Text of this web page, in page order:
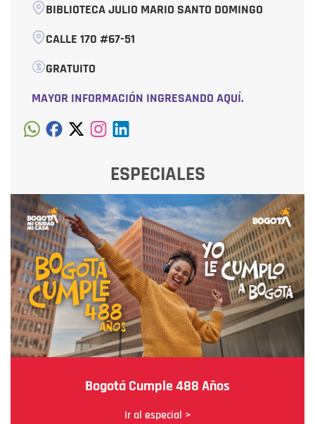
BIBLIOTECA JULIO MARIO SANTO DOMINGO
CALLE 170 #67-51
GRATUITO
MAYOR INFORMACIÓN INGRESANDO AQUÍ.
ESPECIALES
Bogotá Cumple 488 Años
Ir al especial >